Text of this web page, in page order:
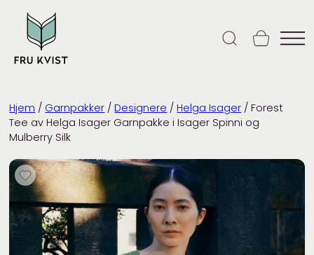
content
Hjem / Garnpakker / Designere / Helga Isager / Forest
Tee av Helga Isager Garnpakke i Isager Spinni og
Mulberry Silk